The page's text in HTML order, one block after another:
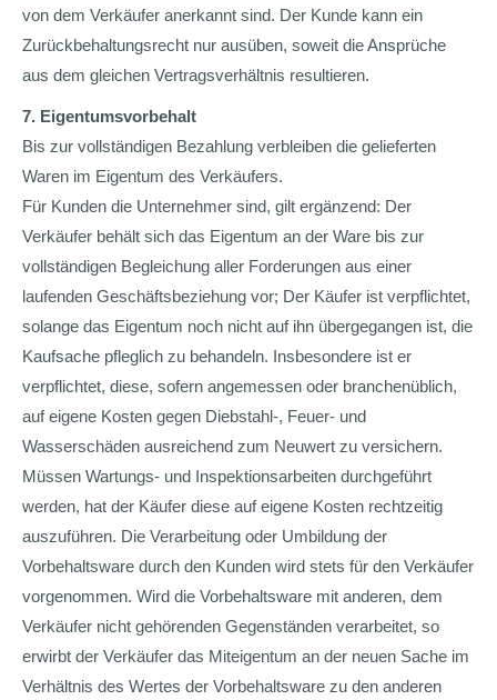
von dem Verkäufer anerkannt sind. Der Kunde kann ein
Zurückbehaltungsrecht nur ausüben, soweit die Ansprüche
aus dem gleichen Vertragsverhältnis resultieren.
7. Eigentumsvorbehalt
Bis zur vollständigen Bezahlung verbleiben die gelieferten
Waren im Eigentum des Verkäufers.
Für Kunden die Unternehmer sind, gilt ergänzend: Der
Verkäufer behält sich das Eigentum an der Ware bis zur
vollständigen Begleichung aller Forderungen aus einer
laufenden Geschäftsbeziehung vor; Der Käufer ist verpflichtet,
solange das Eigentum noch nicht auf ihn übergegangen ist, die
Kaufsache pfleglich zu behandeln. Insbesondere ist er
verpflichtet, diese, sofern angemessen oder branchenüblich,
auf eigene Kosten gegen Diebstahl-, Feuer- und
Wasserschäden ausreichend zum Neuwert zu versichern.
Müssen Wartungs- und Inspektionsarbeiten durchgeführt
werden, hat der Käufer diese auf eigene Kosten rechtzeitig
auszuführen. Die Verarbeitung oder Umbildung der
Vorbehaltsware durch den Kunden wird stets für den Verkäufer
vorgenommen. Wird die Vorbehaltsware mit anderen, dem
Verkäufer nicht gehörenden Gegenständen verarbeitet, so
erwirbt der Verkäufer das Miteigentum an der neuen Sache im
Verhältnis des Wertes der Vorbehaltsware zu den anderen